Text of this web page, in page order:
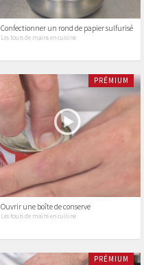
Confectionner un rond de papier sulfurisé
Les tours de mains en cuisine
PRÉMIUM
Ouvrir une boîte de conserve
Les tours de mains en cuisine
PRÉMIUM